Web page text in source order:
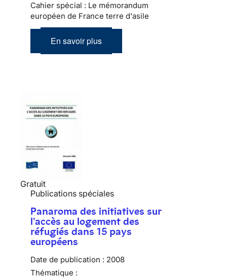
Cahier spécial : Le mémorandum
européen de France terre d'asile
En savoir plus
Gratuit
Publications spéciales
Panaroma des initiatives sur
l'accès au logement des
réfugiés dans 15 pays
européens
Date de publication : 2008
Thématique :